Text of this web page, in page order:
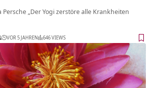
„Der Yogi zerstöre alle Krankheiten
VOR 5 JAHREN 646 VIEWS